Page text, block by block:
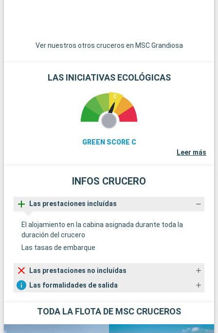
Ver nuestros otros cruceros en MSC Grandiosa
LAS INICIATIVAS ECOLÓGICAS
GREEN SCORE C
Leer más
INFOS CRUCERO
Las prestaciones incluídas
El alojamiento en la cabina asignada durante toda la
duración del crucero
Las tasas de embarque
Las prestaciones no incluídas
Las formalidades de salida
TODA LA FLOTA DE MSC CRUCEROS